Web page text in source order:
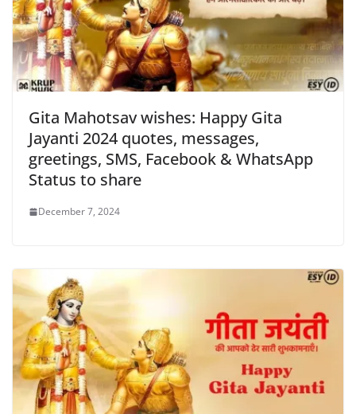
Gita Mahotsav wishes: Happy Gita
Jayanti 2024 quotes, messages,
greetings, SMS, Facebook & WhatsApp
Status to share
December 7, 2024